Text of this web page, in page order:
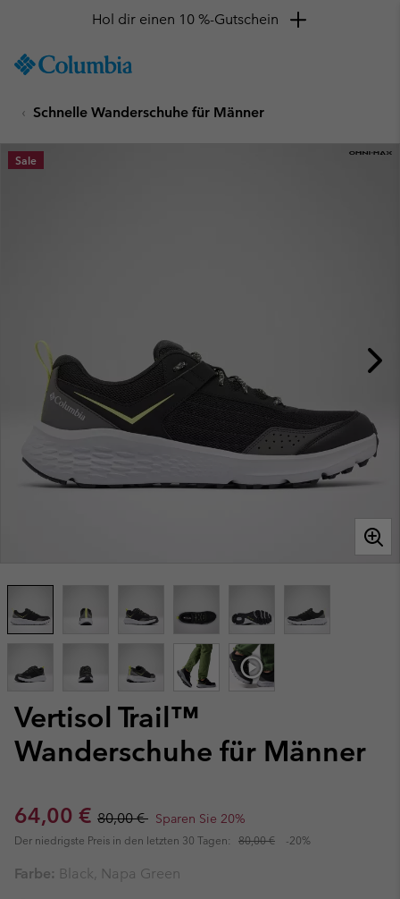
TO
SKIP
MAIN
NAV
Hol dir einen 10 %-Gutschein
Schnelle Wanderschuhe für Männer
Vertisol Trail™
Wanderschuhe für Männer
Sale price:
64,00 € Regular price:
80,00 € Sparen Sie 20%
Der niedrigste Preis in den letzten 30 Tagen: 80,00 € -20%
Sale
Farbe: Black, Napa Green